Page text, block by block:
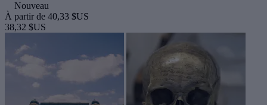
Nouveau
À partir de 40,33 $US
38,32 $US